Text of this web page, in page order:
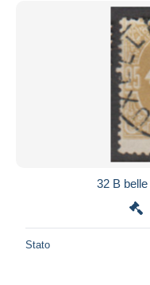
32 B
Stato